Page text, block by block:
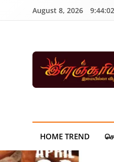
August 8, 2026
| Sports
HOME TREND